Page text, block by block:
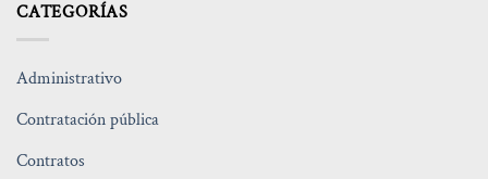
CATEGORÍAS
Administrativo
Contratación pública
Contratos